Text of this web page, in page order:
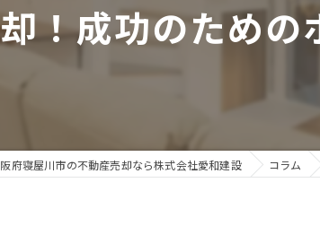
！成功のための
府寝屋川市の不動産売却なら株式会社愛和建設 コラム